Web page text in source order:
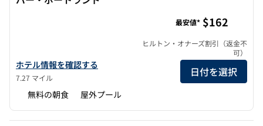
ホームウッド・スイーツbyヒルトン・バンクーバー・ポートラン
ホテル情報を確認する
7.27 マイル
最安値* $162
ヒルトン・オナーズ割引（返金不
可）
日付を選択
無料の朝食 屋外プール